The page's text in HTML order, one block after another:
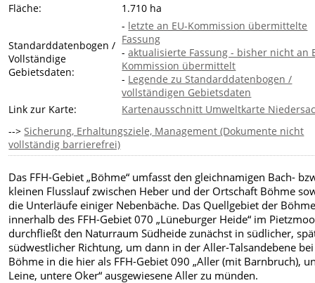
Fläche: 1.710 ha
Standarddatenbogen /
Vollständige
Gebietsdaten:
- letzte an EU-Kommission übermittelte
Fassung
-aktualisierte Fassung - bisher nicht an
Kommission übermittelt
- Legende zu Standarddatenbogen /
vollständigen Gebietsdaten
Link zur Karte:
Kartenausschnitt Umweltkarte
-->Sicherung, Erhaltungsziele, Management (Dokumente nicht
vollständig barrierefrei)
Das FFH-Gebiet „Böhme“ umfasst den gleichnamigen Bach-
kleinen Flusslauf zwischen Heber und der Ortschaft Böhme
die Unterläufe einiger Nebenbäche. Das Quellgebiet der
innerhalb des FFH-Gebiet 070 „Lüneburger Heide“ im
durchfließt den Naturraum Südheide zunächst in südlicher,
südwestlicher Richtung, um dann in der Aller-Talsandebene bei
Böhme in die hier als FFH-Gebiet 090 „Aller (mit Barnbruch),
Leine, untere Oker“ ausgewiesene Aller zu münden.